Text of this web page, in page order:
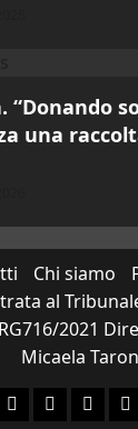
“Donando
una
Chi siamo
al
2021
Micaela
FacebookInstagram